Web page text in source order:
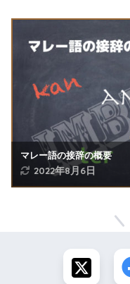
マレー語の接辞の概要
2022年8月6日